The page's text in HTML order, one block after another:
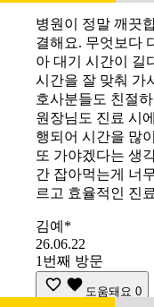
병원이 정말 깨끗
결해요. 무엇보다
아 대기 시간이 길
시간을 잘 맞춰 가
호사분들도 친절
원장님도 진료 시
행되어 시간을 많
또 가야겠다는 생
간 잡아먹는게 너
르고 효율적인 진
김예*
26.06.22
1번째 방문
도움돼요 0